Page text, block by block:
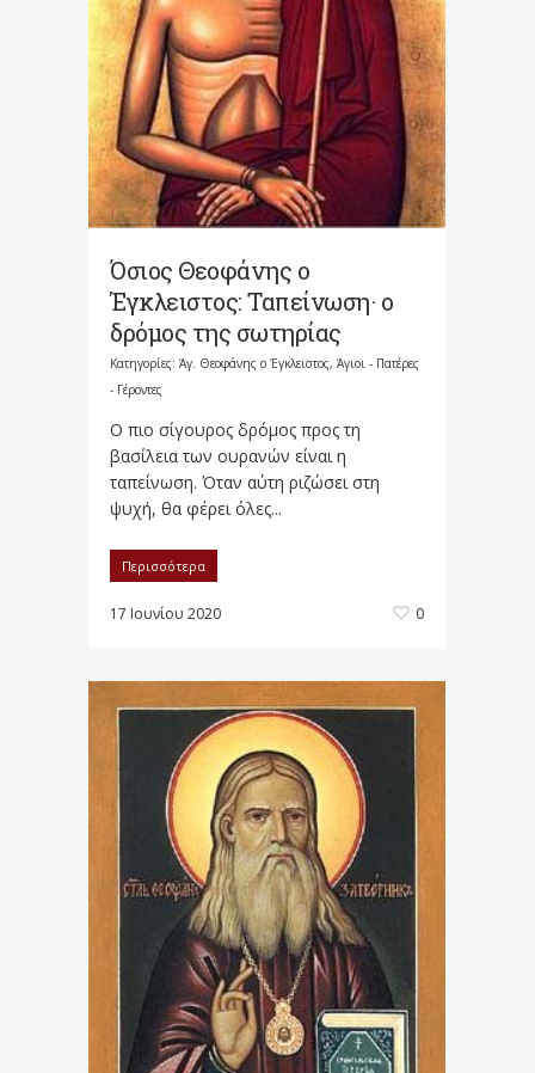
Όσιος Θεοφάνης ο
Έγκλειστος: Ταπείνωση· ο
δρόμος της σωτηρίας
Κατηγορίες: Άγ. Θεοφάνης ο Έγκλειστος, Άγιοι - Πατέρες
- Γέροντες
Ο πιο σίγουρος δρόμος προς τη
βασίλεια των ουρανών είναι η
ταπείνωση. Όταν αύτη ριζώσει στη
ψυχή, θα φέρει όλες...
Περισσότερα
17 Ιουνίου 2020 0